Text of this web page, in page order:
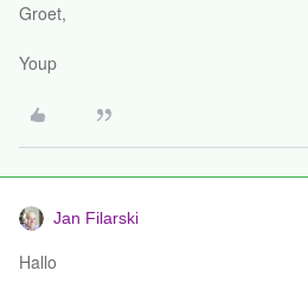
Groet,
Youp
Jan Filarski
Hallo